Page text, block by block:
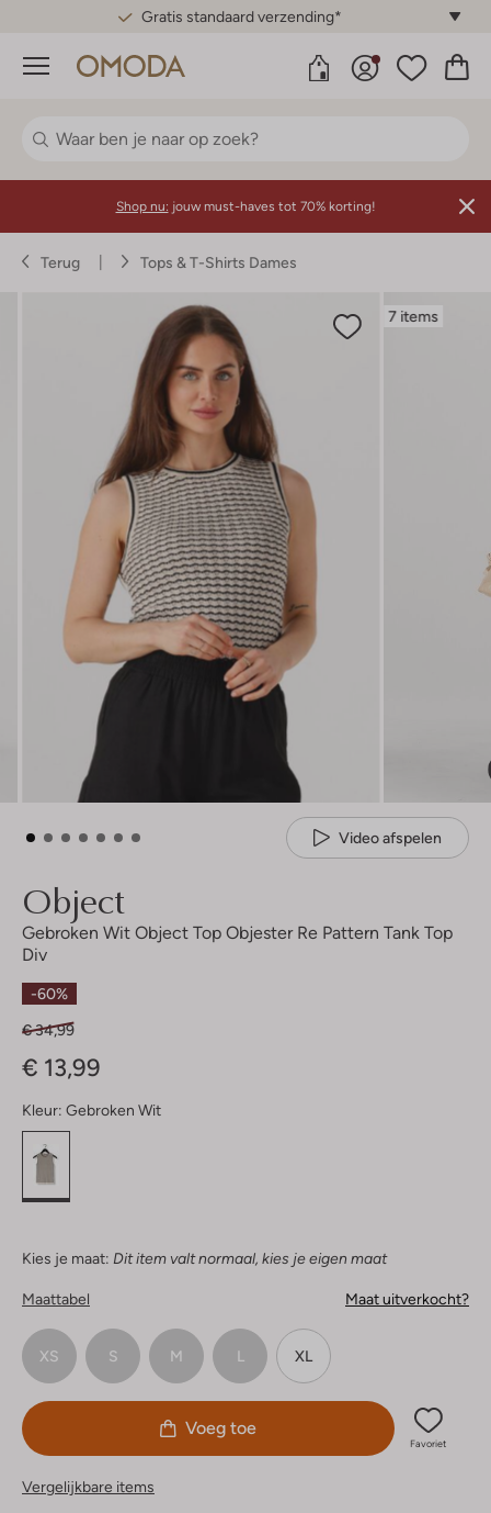
Gratis standaard verzending*
Menu
Shop nu: jouw must-haves tot 70% korting!
Terug Tops & T-Shirts Dames
7 items
Video afspelen
Object
Gebroken Wit Object Top Objester Re Pattern Tank Top
Div
-60%
€ 34,99
€ 13,99
Kleur: Gebroken Wit
Kies je maat: Dit item valt normaal, kies je eigen maat
Maattabel Maat uitverkocht?
XS S M L XL
Voeg toe
Favoriet
Vergelijkbare items